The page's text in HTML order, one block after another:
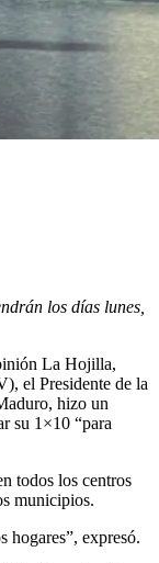
los días lunes,
La Hojilla,
el Presidente de la
hizo un
su 1×10 “para
todos los centros
municipios.
hogares”, expresó.